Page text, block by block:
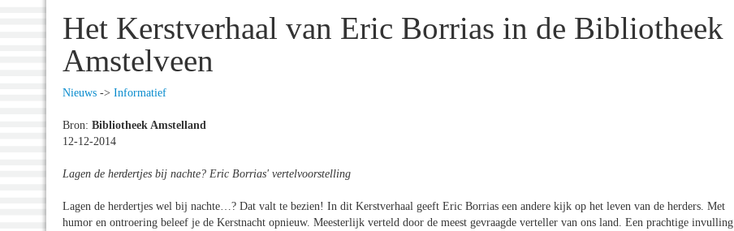
Het Kerstverhaal van Eric Borrias in de Bibliotheek
Amstelveen
Nieuws -> Informatief
Bron: Bibliotheek Amstelland
12-12-2014
Lagen de herdertjes bij nachte? Eric Borrias' vertelvoorstelling
Lagen de herdertjes wel bij nachte…? Dat valt te bezien! In dit Kerstverhaal geeft Eric Borrias een andere kijk op het leven van de herders. Met
humor en ontroering beleef je de Kerstnacht opnieuw. Meesterlijk verteld door de meest gevraagde verteller van ons land. Een prachtige invulling